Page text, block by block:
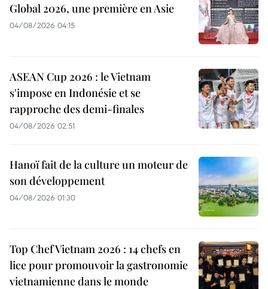
Global 2026, une première en Asie
04/08/2026 04:15
ASEAN Cup 2026 : le Vietnam
s'impose en Indonésie et se
rapproche des demi-finales
04/08/2026 02:51
Hanoï fait de la culture un moteur de
son développement
04/08/2026 01:30
Top Chef Vietnam 2026 : 14 chefs en
lice pour promouvoir la gastronomie
vietnamienne dans le monde